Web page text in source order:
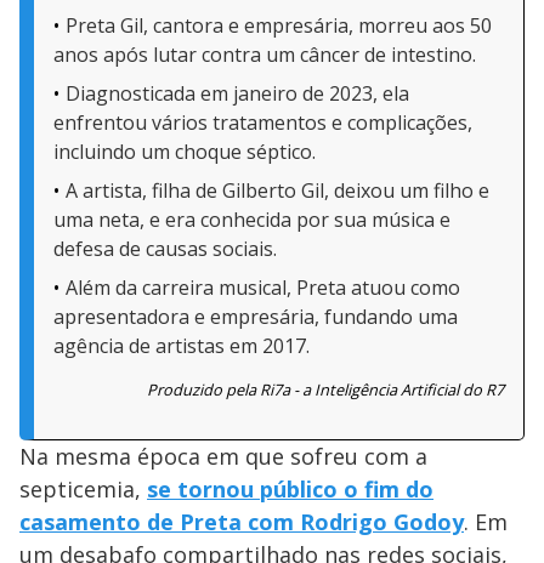
Preta Gil, cantora e empresária, morreu aos 50
anos após lutar contra um câncer de intestino.
Diagnosticada em janeiro de 2023, ela
enfrentou vários tratamentos e complicações,
incluindo um choque séptico.
A artista, filha de Gilberto Gil, deixou um filho e
uma neta, e era conhecida por sua música e
defesa de causas sociais.
Além da carreira musical, Preta atuou como
apresentadora e empresária, fundando uma
agência de artistas em 2017.
Produzido pela Ri7a - a Inteligência Artificial do R7
Na mesma época em que sofreu com a
septicemia, se tornou público o fim do
casamento de Preta com Rodrigo Godoy. Em
um desabafo compartilhado nas redes sociais,